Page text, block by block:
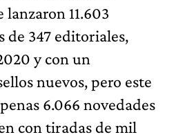
lanzaron 11.603
de 347 editoriales,
y con un
nuevos, pero este
6.066 novedades
con tiradas de mil